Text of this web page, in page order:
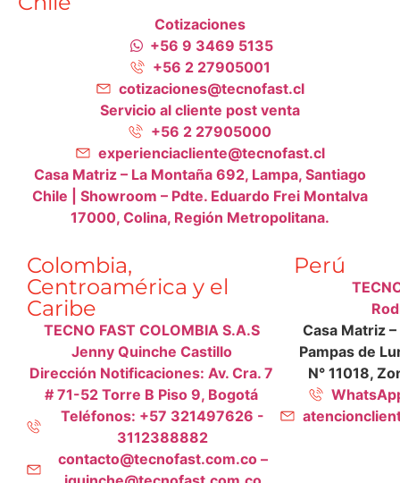
Cotizaciones
+56 9 3469 5135
+56 2 27905001
cotizaciones@tecnofast.cl
Servicio al cliente post venta
+56 2 27905000
experienciacliente@tecnofast.cl
Casa Matriz – La Montaña 692, Lampa, Santiago
Chile | Showroom – Pdte. Eduardo Frei Montalva
17000, Colina, Región Metropolitana.
Colombia,
Centroamérica y el
Caribe
TECNO FAST COLOMBIA S.A.S
Jenny Quinche Castillo
Dirección Notificaciones: Av. Cra. 7
# 71-52 Torre B Piso 9, Bogotá
Teléfonos: +57 321497626 -
3112388882
contacto@tecnofast.com.co –
Perú
Casa Matriz
Pampas de
N° 11018,